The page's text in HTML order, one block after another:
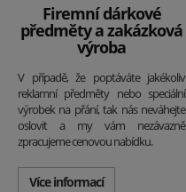
Firemní dárkové
předměty a zakázková
výroba
V případě, že poptáváte jakékoliv
reklamní předměty nebo speciální
výrobek na přání, tak nás neváhejte
oslovit a my vám nezávazně
zpracujeme cenovou nabídku.
Více informací